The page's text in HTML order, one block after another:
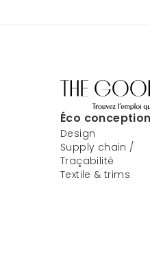
Éco conception
Design
Supply chain /
Traçabilité
Textile & trims